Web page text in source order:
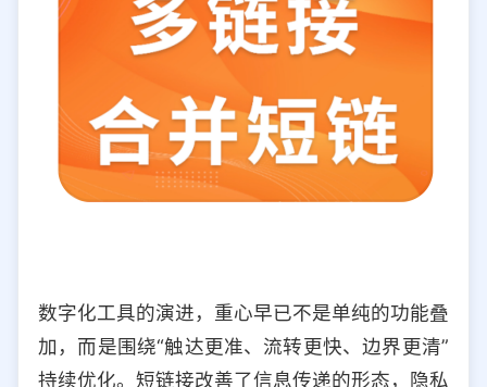
数字化工具的演进，重心早已不是单纯的功能叠
加，而是围绕“触达更准、流转更快、边界更清”
持续优化。短链接改善了信息传递的形态，隐私